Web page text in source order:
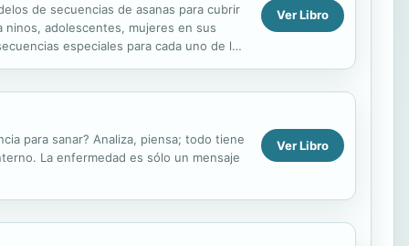
de secuencias de asanas para cubrir
ninos, adolescentes, mujeres en sus
especiales para cada uno de los
Ver Libro
para sanar? Analiza, piensa; todo tiene
La enfermedad es sólo un mensaje
Ver Libro